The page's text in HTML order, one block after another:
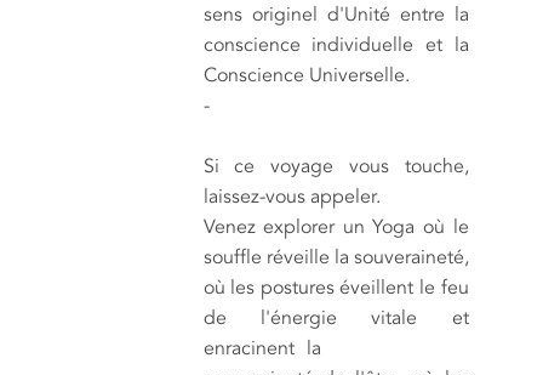
sens originel d'Unité entre la
conscience individuelle et la
Conscience Universelle.
-
Si ce voyage vous touche,
laissez-vous appeler.
Venez explorer un Yoga où le
souffle réveille la souveraineté,
où les postures éveillent le feu
de l'énergie vitale et
enracinent la